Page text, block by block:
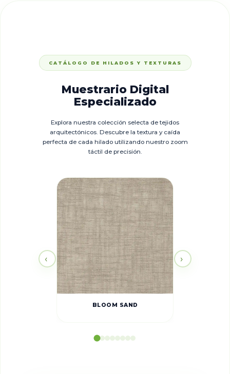
CATÁLOGO DE HILADOS Y TEXTURAS
Muestrario Digital
Especializado
Explora nuestra colección selecta de tejidos
arquitectónicos. Descubre la textura y caída
perfecta de cada hilado utilizando nuestro zoom
táctil de precisión.
‹
BLOOM SAND
›